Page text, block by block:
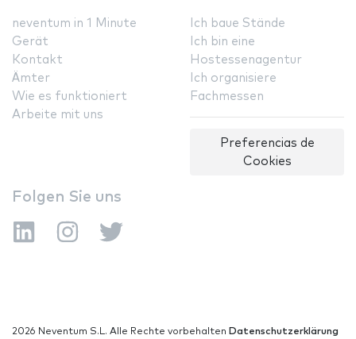
neventum in 1 Minute
Gerät
Kontakt
Ämter
Wie es funktioniert
Arbeite mit uns
Ich baue Stände
Ich bin eine
Hostessenagentur
Ich organisiere
Fachmessen
Preferencias de
Cookies
Folgen Sie uns
2026 Neventum S.L. Alle Rechte vorbehalten Datenschutzerklärung